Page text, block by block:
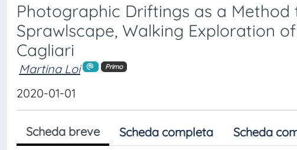
Photographic Driftings as a
Sprawlscape, Walking Exploration
Cagliari
Martina Loi Primo
2020-01-01
Scheda breve Scheda completa Scheda